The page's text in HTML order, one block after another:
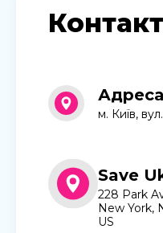
Адреса
м. Київ,
Save
228 Park
New York,
US